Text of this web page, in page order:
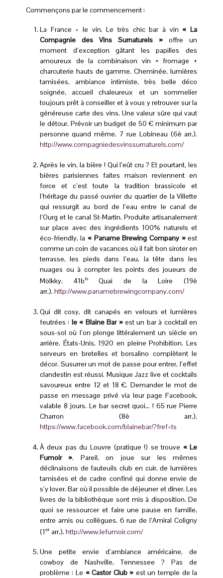
Commençons par le commencement :
La France = le vin. Le très chic bar à vin « La
Compagnie des Vins Surnaturels » offre un
moment d’exception gâtant les papilles des
amoureux de la combinaison vin + fromage +
charcuterie hauts de gamme. Cheminée, lumières
tamisées, ambiance intimiste, très belle déco
soignée, accueil chaleureux et un sommelier
toujours prêt à conseiller et à vous y retrouver sur la
généreuse carte des vins. Une valeur sûre qui vaut
le détour. Prévoir un budget de 50 € minimum par
personne quand même. 7 rue Lobineau (6è arr.).
http://www.compagniedesvinssurnaturels.com/
Après le vin, la bière ! Qui l’eût cru ? Et pourtant, les
bières parisiennes faites maison reviennent en
force et c’est toute la tradition brassicole et
l’héritage du passé ouvrier du quartier de la Villette
qui ressurgit au bord de l’eau entre le canal de
l’Ourg et le canal St-Martin. Produite artisanalement
sur place avec des ingrédients 100% naturels et
éco-friendly, la « Paname Brewing Company »est
comme un coin de vacances où il fait bon siroter en
terrasse, les pieds dans l’eau, la tête dans les
nuages ou à compter les points des joueurs de
Mölkky. 41bisQuai de la Loire (19è
arr.). http://www.panamebrewingcompany.com/
Qui dit cosy, dit canapés en velours et lumières
feutrées : le « Blaine Bar »est un bar à cocktail en
sous-sol où l’on plonge littéralement un siècle en
arrière. États-Unis, 1920 en pleine Prohibition. Les
serveurs en bretelles et borsalino complètent le
décor. Susurrer un mot de passe pour entrer, l’effet
clandestin est réussi. Musique Jazz live et cocktails
savoureux entre 12 et 18 €. Demander le mot de
passe en message privé via leur page Facebook,
valable 8 jours. Le bar secret quoi… ! 65 rue Pierre
Charron (8è arr.).
https://www.facebook.com/blainebar/?fref=ts
À deux pas du Louvre (pratique !) se trouve « Le
Fumoir ». Pareil, on joue sur les mêmes
déclinaisons de fauteuils club en cuir, de lumières
tamisées et de cadre confiné qui donne envie de
s’y lover. Bar où il possible de déjeuner et dîner. Les
livres de la bibliothèque sont mis à disposition. De
quoi se ressourcer et faire une pause en famille,
entre amis ou collègues. 6 rue de l’Amiral Coligny
(1erarr.). http://www.lefumoir.com/
Une petite envie d’ambiance américaine, de
cowboy de Nashville, Tennessee ? Pas de
problème : Le « Castor Club » est un temple de la